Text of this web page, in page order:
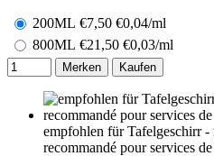
200ML €7,50 €0,04/ml
800ML €21,50 €0,03/ml
Merken Kaufen
empfohlen für Tafelgeschirr
recommandé pour services